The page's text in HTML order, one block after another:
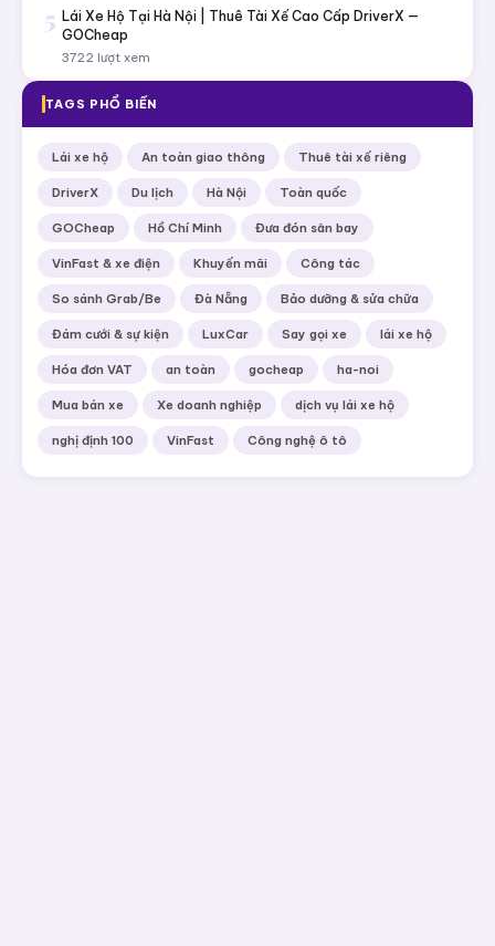
5 Lái Xe Hộ Tại Hà Nội | Thuê Tài Xế Cao Cấp DriverX —
GOCheap
3722 lượt xem
TAGS PHỔ BIẾN
Lái xe hộ An toàn giao thông Thuê tài xế riêng
DriverX Du lịch Hà Nội Toàn quốc
GOCheap Hồ Chí Minh Đưa đón sân bay
VinFast & xe điện Khuyến mãi Công tác
So sánh Grab/Be Đà Nẵng Bảo dưỡng & sửa chữa
Đám cưới & sự kiện LuxCar Say gọi xe lái xe hộ
Hóa đơn VAT an toàn gocheap ha-noi
Mua bán xe Xe doanh nghiệp dịch vụ lái xe hộ
nghị định 100 VinFast Công nghệ ô tô